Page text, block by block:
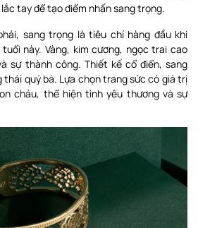
tay để tạo điểm nhấn sang trọng.
sang trọng là tiêu chí hàng đầu khi
này. Vàng, kim cương, ngọc trai cao
sự thành công. Thiết kế cổ điển, sang
thái quý bà. Lựa chọn trang sức có giá trị
cháu, thể hiện tình yêu thương và sự